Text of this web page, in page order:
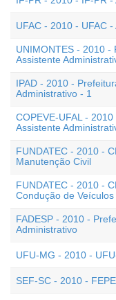
UFAC - 2010 - UFAC
UNIMONTES - 2010 -
Assistente
IPAD - 2010 -
Administrativo - 1
COPEVE-UFAL -
Assistente
FUNDATEC - 2010 -
Manutenção Civil
FUNDATEC - 2010 -
Condução de Veículos
FADESP - 2010 -
Administrativo
UFU-MG - 2010 -
SEF-SC - 2010 -